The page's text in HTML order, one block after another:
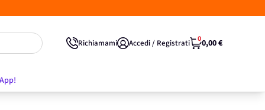
Richiamami Accedi / Registrati 00,00 €